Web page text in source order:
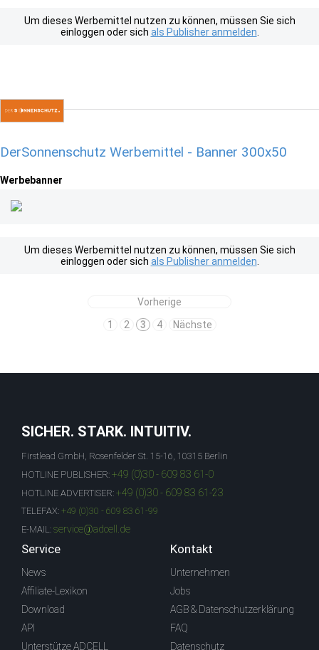
Um dieses Werbemittel nutzen zu können, müssen Sie sich
einloggen oder sich als Publisher anmelden
DerSonnenschutz Werbemittel - Banner 300x50
Werbebanner
Um dieses Werbemittel nutzen zu können, müssen Sie sich
einloggen oder sich als Publisher anmelden
Vorherige
1
2 3 4 Nächste
SICHER. STARK. INTUITIV.
Firstlead GmbH, Rosenfelder St. 15-16, 10315 Berlin
HOTLINE PUBLISHER: +49 (0)30 - 609 83 61-0
HOTLINE ADVERTISER: +49 (0)30 - 609 83 61-23
TELEFAX: +49 (0)30 - 609 83 61-99
E-MAIL: service@adcell.de
Service
News
Affiliate-Lexikon
Download
API
Unterstütze ADCELL
Kontakt
Unternehmen
Jobs
AGB & Datenschutzerklärung
FAQ
Datenschutz